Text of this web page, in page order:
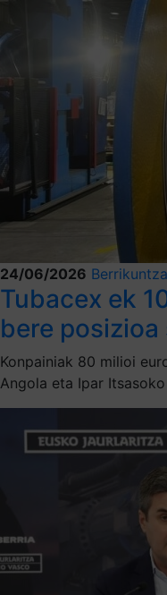
24/06/2026 Berrikuntza
Tubacex ek
bere
Konpainiak 80 milioi
Angola eta Ipar